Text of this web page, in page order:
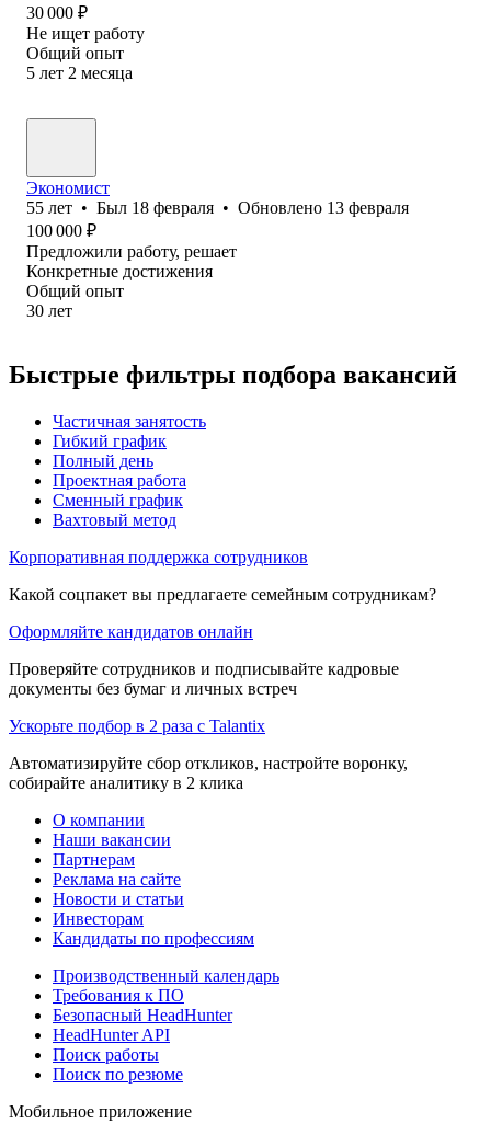
30 000 ₽
Не ищет работу
Общий опыт
5 лет 2 месяца
Экономист
55 лет • Был 18 февраля • Обновлено 13 февраля
100 000 ₽
Предложили работу, решает
Конкретные достижения
Общий опыт
30 лет
Быстрые фильтры подбора вакансий
Частичная занятость
Гибкий график
Полный день
Проектная работа
Сменный график
Вахтовый метод
Корпоративная поддержка сотрудников
Какой соцпакет вы предлагаете семейным сотрудникам?
Оформляйте кандидатов онлайн
Проверяйте сотрудников и подписывайте кадровые
документы без бумаг и личных встреч
Ускорьте подбор в 2 раза с Talantix
Автоматизируйте сбор откликов, настройте воронку,
собирайте аналитику в 2 клика
О компании
Наши вакансии
Партнерам
Реклама на сайте
Новости и статьи
Инвесторам
Кандидаты по профессиям
Производственный календарь
Требования к ПО
Безопасный HeadHunter
HeadHunter API
Поиск работы
Поиск по резюме
Мобильное приложение